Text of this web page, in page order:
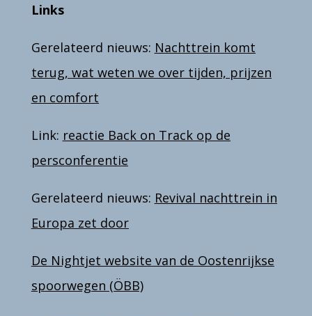
Links
Gerelateerd nieuws: Nachttrein komt
terug, wat weten we over tijden, prijzen
en comfort
Link: reactie Back on Track op de
persconferentie
Gerelateerd nieuws: Revival nachttrein in
Europa zet door
De Nightjet website van de Oostenrijkse
spoorwegen (ÖBB)